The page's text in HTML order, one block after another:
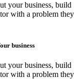
your business, build
with a problem they
business
your business, build
with a problem they